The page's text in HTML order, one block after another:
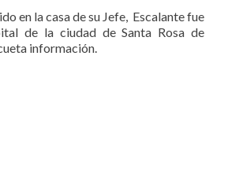
en la casa de su Jefe, Escalante fue
de la ciudad de Santa Rosa de
información.